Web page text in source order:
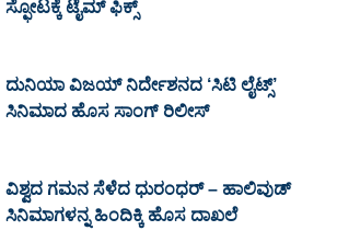
ಸ್ಫೋಟಕ್ಕೆ ಟೈಮ್‌ ಫಿಕ್ಸ್‌
ದುನಿಯಾ ವಿಜಯ್ ನಿರ್ದೇಶನದ ‘ಸಿಟಿ ಲೈಟ್ಸ್’
ಸಿನಿಮಾದ ಹೊಸ ಸಾಂಗ್ ರಿಲೀಸ್
ವಿಶ್ವದ ಗಮನ ಸೆಳೆದ ಧುರಂಧರ್ – ಹಾಲಿವುಡ್‌
ಸಿನಿಮಾಗಳನ್ನ ಹಿಂದಿಕ್ಕಿ ಹೊಸ ದಾಖಲೆ